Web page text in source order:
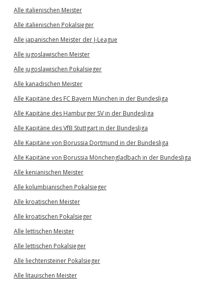
Alle italienischen Meister
Alle italienischen Pokalsieger
Alle japanischen Meister der J-League
Alle jugoslawischen Meister
Alle jugoslawischen Pokalsieger
Alle kanadischen Meister
Alle Kapitäne des FC Bayern München in der Bundesliga
Alle Kapitäne des Hamburger SV in der Bundesliga
Alle Kapitäne des VfB Stuttgart in der Bundesliga
Alle Kapitäne von Borussia Dortmund in der Bundesliga
Alle Kapitäne von Borussia Mönchengladbach in der Bundesliga
Alle kenianischen Meister
Alle kolumbianischen Pokalsieger
Alle kroatischen Meister
Alle kroatischen Pokalsieger
Alle lettischen Meister
Alle lettischen Pokalsieger
Alle liechtensteiner Pokalsieger
Alle litauischen Meister